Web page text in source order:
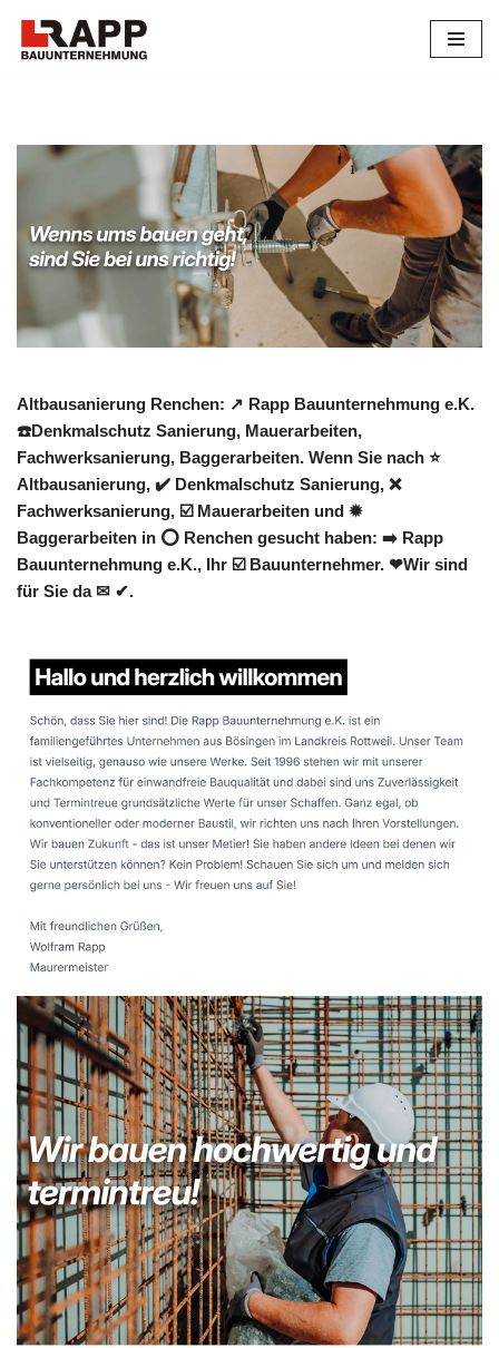
Zum
Altbausanierung Renchen: ↗️ Rapp Bauunternehmung e.K.
☎️Denkmalschutz Sanierung, Mauerarbeiten,
Fachwerksanierung, Baggerarbeiten. Wenn Sie nach ⭐
Altbausanierung, ✔️ Denkmalschutz Sanierung, ❌
Fachwerksanierung, ☑️ Mauerarbeiten und ✹
Baggerarbeiten in ⭕ Renchen gesucht haben: ➡️ Rapp
Bauunternehmung e.K., Ihr ☑️ Bauunternehmer. ❤Wir sind
für Sie da ✉ ✔.